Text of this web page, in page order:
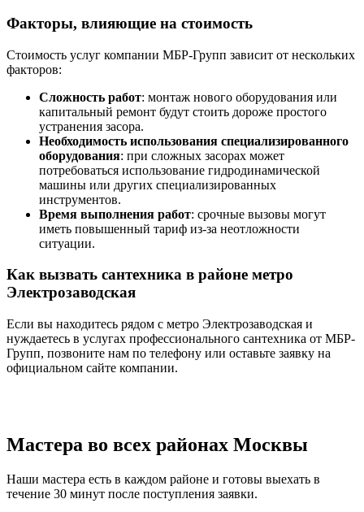
Факторы, влияющие на стоимость
Стоимость услуг компании МБР-Групп зависит от нескольких
факторов:
Сложность работ: монтаж нового оборудования или
капитальный ремонт будут стоить дороже простого
устранения засора.
Необходимость использования специализированного
оборудования: при сложных засорах может
потребоваться использование гидродинамической
машины или других специализированных
инструментов.
Время выполнения работ: срочные вызовы могут
иметь повышенный тариф из-за неотложности
ситуации.
Как вызвать сантехника в районе метро
Электрозаводская
Если вы находитесь рядом с метро Электрозаводская и
нуждаетесь в услугах профессионального сантехника от МБР-
Групп, позвоните нам по телефону или оставьте заявку на
официальном сайте компании.
Мастера во всех районах Москвы
Наши мастера есть в каждом районе и готовы выехать в
течение 30 минут после поступления заявки.